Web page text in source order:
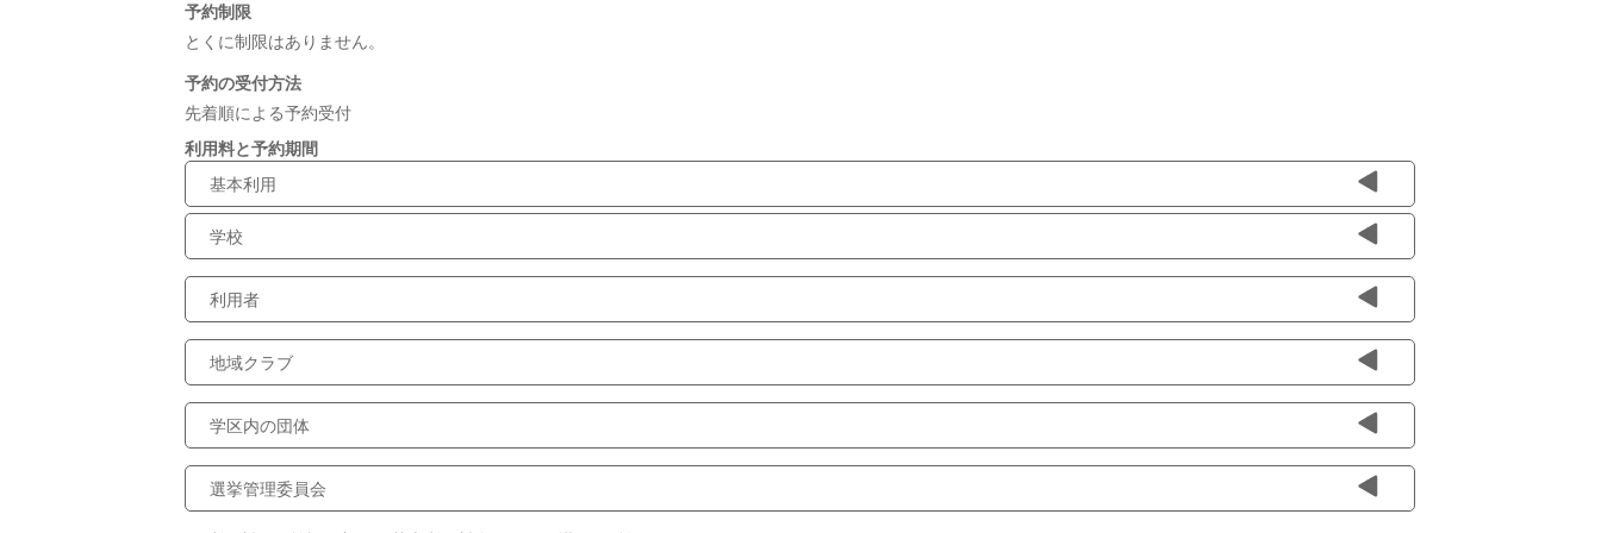
予約制限
とくに制限はありません。
予約の受付方法
先着順による予約受付
利用料と予約期間
基本利用
学校
利用者
地域クラブ
学区内の団体
選挙管理委員会